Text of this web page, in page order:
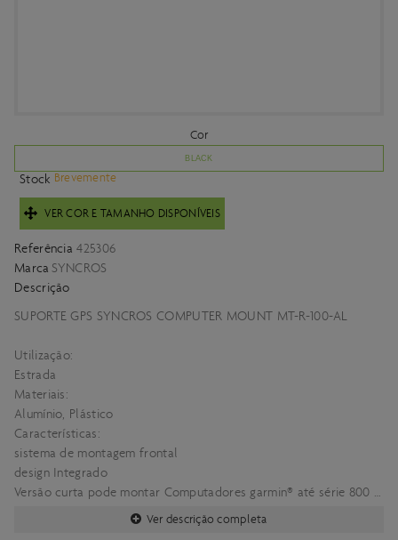
Cor
BLACK
Stock Brevemente
VER COR E TAMANHO DISPONÍVEIS
Referência 425306
Marca SYNCROS
Descrição
SUPORTE GPS SYNCROS COMPUTER MOUNT MT-R-100-AL
Utilização:
Estrada
Materiais:
Alumínio, Plástico
Características:
sistema de montagem frontal
design Integrado
Versão curta pode montar Computadores garmin® até série 800 e
todos os computadores Wahoo®
Versão longa pode montar Computadores garmin® até série 1000
Ver descrição completa